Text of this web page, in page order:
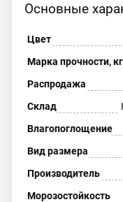
Основные
Цвет
Марка прочности,
Распродажа
Склад
Влагопоглощение
Вид размера
Производитель
Морозостойкость